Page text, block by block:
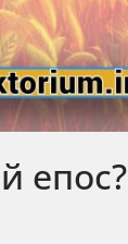
епос?